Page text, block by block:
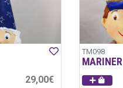
29,00€
TM098
MARINER